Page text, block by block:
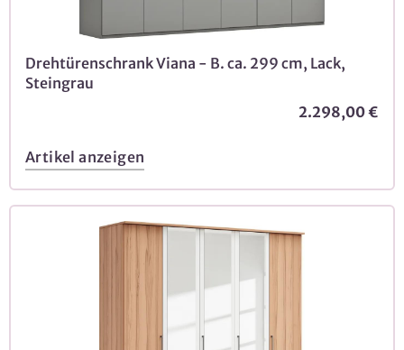
Drehtürenschrank Viana - B. ca. 299 cm, Lack,
Steingrau
2.298,00 €
Artikel anzeigen